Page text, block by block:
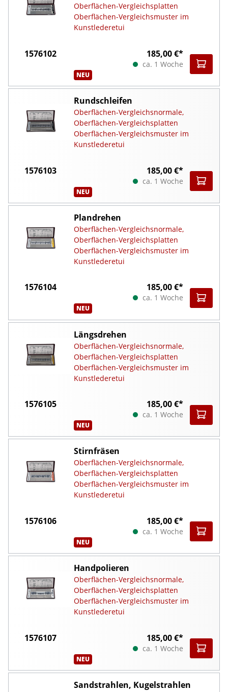
Oberflächen-Vergleichsplatten
Oberflächen-Vergleichsmuster im
Kunstlederetui
1576102 185,00 €*
ca. 1 Woche
NEU
Rundschleifen
Oberflächen-Vergleichsnormale,
Oberflächen-Vergleichsplatten
Oberflächen-Vergleichsmuster im
Kunstlederetui
1576103 185,00 €*
ca. 1 Woche
NEU
Plandrehen
Oberflächen-Vergleichsnormale,
Oberflächen-Vergleichsplatten
Oberflächen-Vergleichsmuster im
Kunstlederetui
1576104 185,00 €*
ca. 1 Woche
NEU
Längsdrehen
Oberflächen-Vergleichsnormale,
Oberflächen-Vergleichsplatten
Oberflächen-Vergleichsmuster im
Kunstlederetui
1576105 185,00 €*
ca. 1 Woche
NEU
Stirnfräsen
Oberflächen-Vergleichsnormale,
Oberflächen-Vergleichsplatten
Oberflächen-Vergleichsmuster im
Kunstlederetui
1576106 185,00 €*
ca. 1 Woche
NEU
Handpolieren
Oberflächen-Vergleichsnormale,
Oberflächen-Vergleichsplatten
Oberflächen-Vergleichsmuster im
Kunstlederetui
1576107 185,00 €*
ca. 1 Woche
NEU
Sandstrahlen, Kugelstrahlen